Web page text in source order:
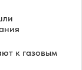
к газовым